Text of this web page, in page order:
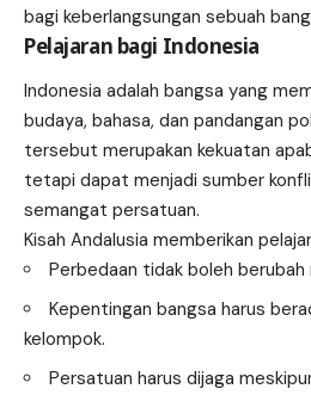
bagi keberlangsungan sebuah
Pelajaran bagi Indonesia
Indonesia adalah bangsa yang
budaya, bahasa, dan pandangan
tersebut merupakan kekuatan
tetapi dapat menjadi sumber
semangat persatuan.
Kisah Andalusia memberikan
Perbedaan tidak boleh berubah
Kepentingan bangsa harus
kelompok.
Persatuan harus dijaga